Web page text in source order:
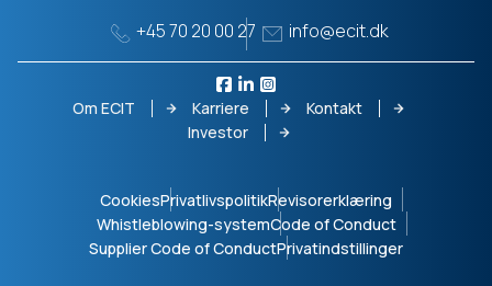
CookiesPrivatlivspolitikRevisorerklæring
Whistleblowing-systemCode of Conduct
Supplier Code of ConductPrivatindstillinger
+45 70 20 00 27 info@ecit.dk
Om ECIT Karriere
Kontakt
Investor